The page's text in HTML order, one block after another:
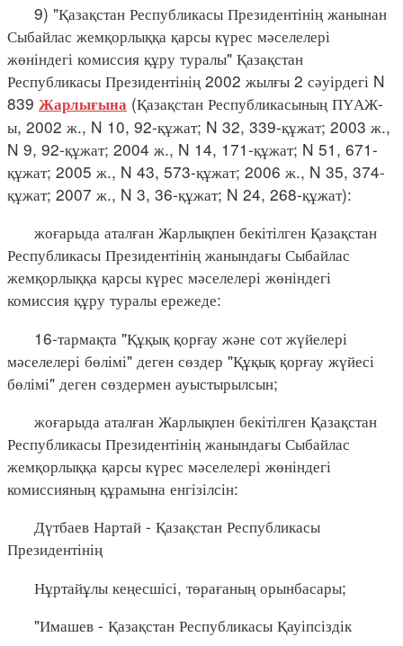
9) "Қазақстан Республикасы Президентінің жанынан
Сыбайлас жемқорлыққа қарсы күрес мәселелері
жөніндегі комиссия құру туралы" Қазақстан
Республикасы Президентінің 2002 жылғы 2 сәуірдегі N
839 Жарлығына (Қазақстан Республикасының ПҮАЖ-
ы, 2002 ж., N 10, 92-құжат; N 32, 339-құжат; 2003 ж.,
N 9, 92-құжат; 2004 ж., N 14, 171-құжат; N 51, 671-
құжат; 2005 ж., N 43, 573-құжат; 2006 ж., N 35, 374-
құжат; 2007 ж., N 3, 36-құжат; N 24, 268-құжат):
жоғарыда аталған Жарлықпен бекітілген Қазақстан
Республикасы Президентінің жанындағы Сыбайлас
жемқорлыққа қарсы күрес мәселелері жөніндегі
комиссия құру туралы ережеде:
16-тармақта "Құқық қорғау және сот жүйелері
мәселелері бөлімі" деген сөздер "Құқық қорғау жүйесі
бөлімі" деген сөздермен ауыстырылсын;
жоғарыда аталған Жарлықпен бекітілген Қазақстан
Республикасы Президентінің жанындағы Сыбайлас
жемқорлыққа қарсы күрес мәселелері жөніндегі
комиссияның құрамына енгізілсін:
Дүтбаев Нартай - Қазақстан Республикасы
Президентінің
Нұртайұлы кеңесшісі, төрағаның орынбасары;
"Имашев - Қазақстан Республикасы Қауіпсіздік